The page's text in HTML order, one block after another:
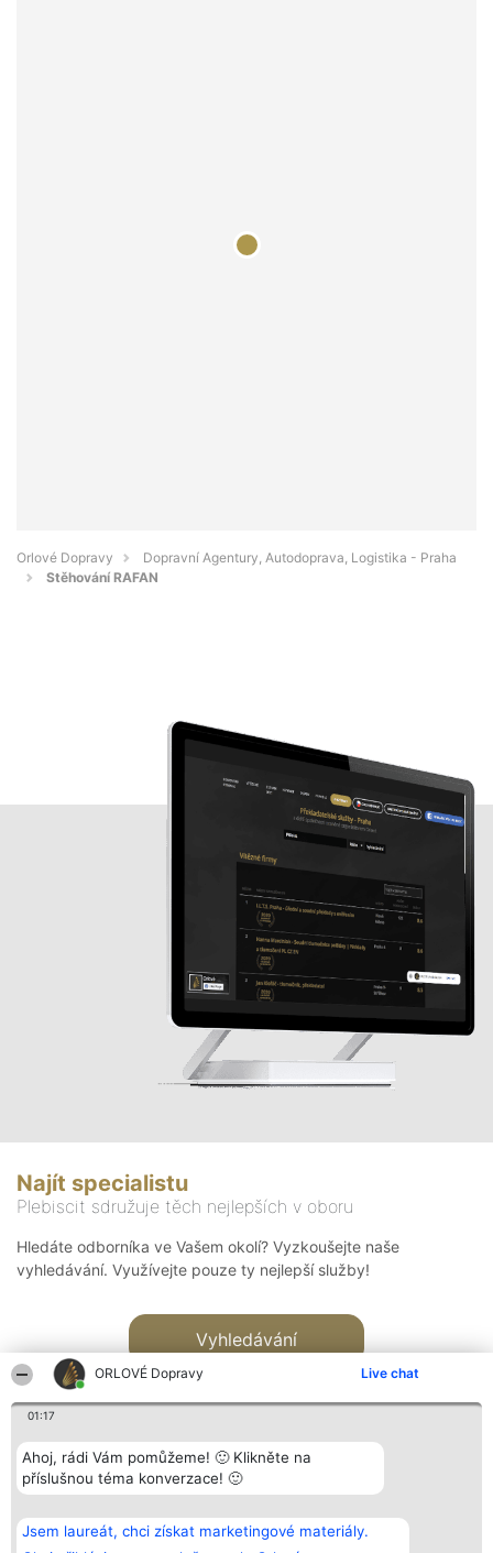
ORLOVÉ Dopravy Live chat
01:17
Ahoj, rádi Vám pomůžeme! 🙂 Klikněte na
příslušnou téma konverzace! 🙂
Jsem laureát, chci získat marketingové materiály.
Orlové Dopravy
Dopravní Agentury, Autodoprava, Logistika - Praha
Stěhování RAFAN
Najít specialistu
Plebiscit sdružuje těch nejlepších v oboru
Hledáte odborníka ve Vašem okolí? Vyzkoušejte naše
vyhledávání. Využívejte pouze ty nejlepší služby!
Vyhledávání
Bright Side Solutions sp. z o.
o. sp. k.
ul. Ruska 22
Vítězové
Seznam všech
laureátů
Kontakt